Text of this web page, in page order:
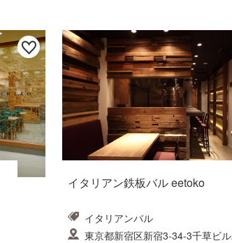
イタリアン鉄板バル eetoko
イタリアンバル
東京都新宿区新宿3-34-3千草ビ